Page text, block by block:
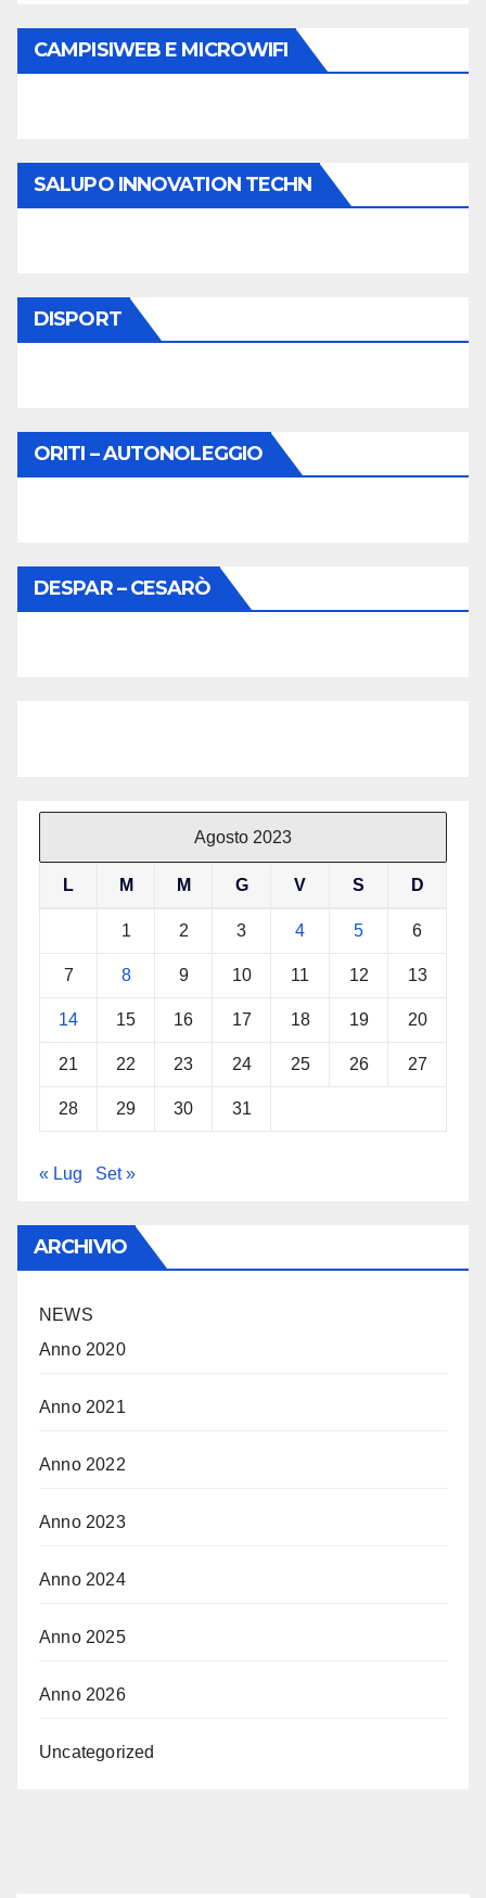
CAMPISIWEB E MICROWIFI
SALUPO INNOVATION TECHN
DISPORT
ORITI – AUTONOLEGGIO
DESPAR – CESARÒ
Agosto 2023
L M M G V S D
1 2 3 4 5 6
7 8 9 10 11 12 13
14 15 16 17 18 19 20
21 22 23 24 25 26 27
28 29 30 31
« Lug Set »
ARCHIVIO
NEWS
Anno 2020
Anno 2021
Anno 2022
Anno 2023
Anno 2024
Anno 2025
Anno 2026
Uncategorized